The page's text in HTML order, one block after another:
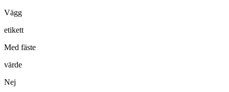
Vägg
etikett
Med fäste
värde
Nej